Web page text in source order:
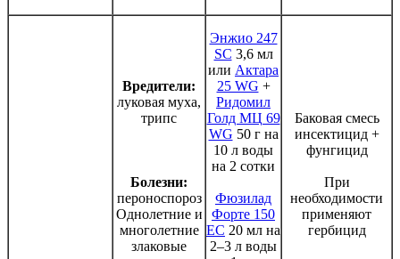
Вредители:
луковая муха,
трипс
Болезни:
пероноспороз
Однолетние и
многолетние
злаковые
Энжио 247
SC 3,6 мл
или Актара
25 WG +
Ридомил
Голд МЦ 69
WG 50 г на
10 л воды
на 2 сотки
Фюзилад
Форте 150
ЕС 20 мл на
2–3 л воды
Баковая смесь
инсектицид +
фунгицид
При
необходимости
применяют
гербицид